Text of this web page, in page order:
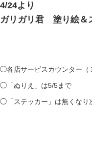
4/24より
ガリガリ君 塗り絵＆
◯各店サービスカウンター（
◯「ぬりえ」は5/5まで
◯「ステッカー」は無くなり